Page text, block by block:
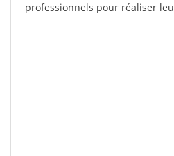
professionnels pour réaliser